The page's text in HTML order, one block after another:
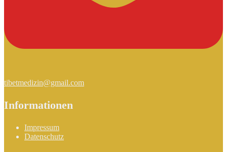
tibetmedizin@gmail.com
Informationen
Impressum
Datenschutz